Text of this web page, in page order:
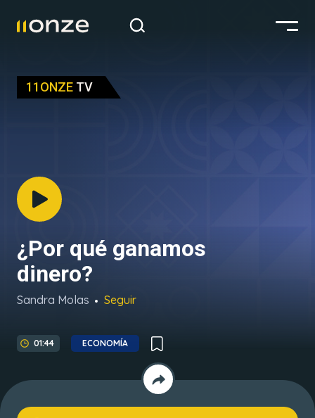
11ONZE TV
¿Por qué ganamos
dinero?
Sandra Molas Seguir
01:44 ECONOMÍA